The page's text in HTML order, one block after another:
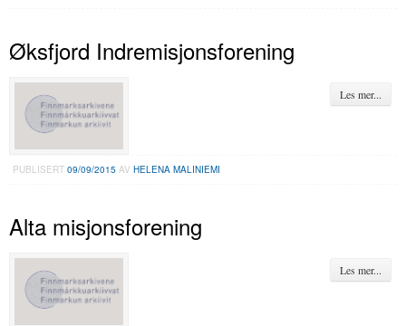
Øksfjord Indremisjonsforening
Les mer...
PUBLISERT09/09/2015 AVHELENA MALINIEMI
Alta misjonsforening
Les mer...